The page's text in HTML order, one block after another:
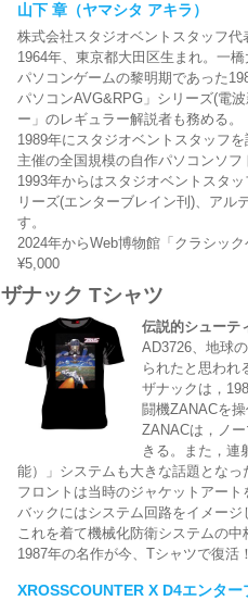
山下 章（ヤマシタ アキラ）
株式会社スタジオベントスタッフ代
1964年、東京都大田区生まれ。一
パソコンゲームの黎明期であった
パソコンAVG&RPG」シリーズ(電
ー」のレギュラー解説者も務める。
1989年にスタジオベントスタッフ
主催の全国規模の自作パソコンソ
1993年からはスタジオベントスタ
リーズ(エンターブレイン刊)、アル
す。
2024年からWeb博物館「 クラシッ
¥5,000
ザナック Tシャツ
伝説的シューテ
AD3726、地球
られたと思われ
ザナックは，
闘機ZANACを
ZANACは，ノ
きる。また，連
能）」システムも大きな話題となっ
フロントは当時のジャケットアート
バックにはシステム回路をイメー
これを着て機械化防衛システムの中
1987年の名作が今、Tシャツで復活
XROSSCOUNTER X D4エンタ